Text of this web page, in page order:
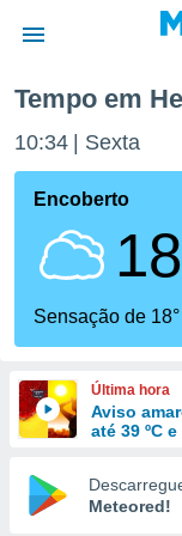
da
foi
fornecidas
a este
das
e
forma
digital
Tempo em
10:34 Sexta
Encoberto
Sensação de 18°
Última hora
Aviso
até 39 ºC
Meteored!